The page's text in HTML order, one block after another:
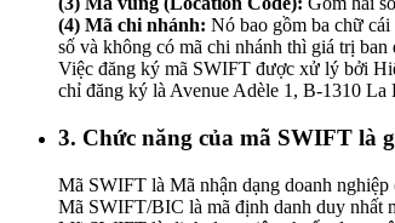
(4) Mã chi nhánh: Nó bao gồm ba chữ
số và không có mã chi nhánh thì giá trị
Việc đăng ký mã SWIFT được xử lý bởi
chỉ đăng ký là Avenue Adèle 1, B-1310 La
3. Chức năng của mã SWIFT là
Mã SWIFT là Mã nhận dạng doanh
Mã SWIFT/BIC là mã định danh duy nhất